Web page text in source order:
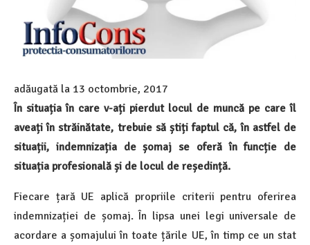
adăugată la 13 octombrie, 2017
În situația în care v-ați pierdut locul de muncă pe care îl
aveați în străinătate, trebuie să știți faptul că, în astfel de
situații, indemnizația de șomaj se oferă în funcție de
situația profesională și de locul de reședință.
Fiecare țară UE aplică propriile criterii pentru oferirea
indemnizației de șomaj. În lipsa unei legi universale de
acordare a șomajului în toate țările UE, în timp ce un stat